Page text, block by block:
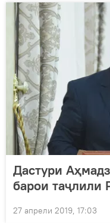
Дастури
барои таҷлили
27 апрели 2019, 17:03